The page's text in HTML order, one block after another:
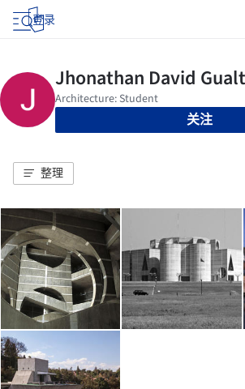
登录
关注
整理